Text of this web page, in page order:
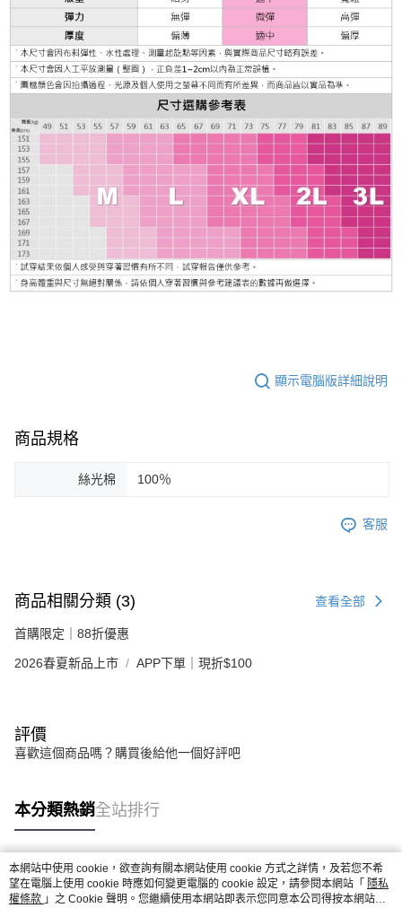
顯示電腦版詳細說明
商品規格
絲光棉 100％
客服
商品相關分類 (3) 查看全部
首購限定｜88折優惠
2026春夏新品上市 APP下單｜現折$100
評價
喜歡這個商品嗎？購買後給他一個好評吧
本分類熱銷全站排行
熱門標籤
本網站中使用 cookie，欲查詢有關本網站使用 cookie 方式之詳情，及若您不希
望在電腦上使用 cookie 時應如何變更電腦的 cookie 設定，請參閱本網站「 隱私
權條款 」之 Cookie 聲明。您繼續使用本網站即表示您同意本公司得按本網站使